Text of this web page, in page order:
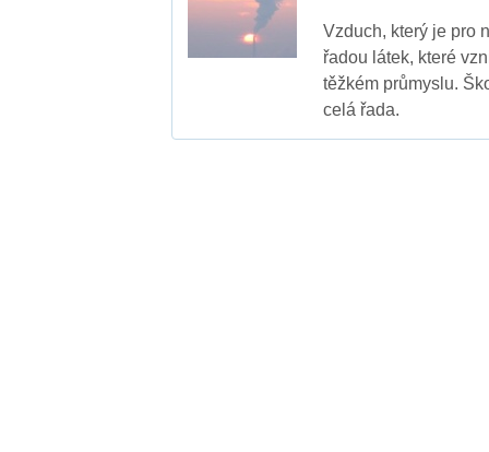
Vzduch, který je pro
řadou látek, které
těžkém průmyslu.
celá řada.